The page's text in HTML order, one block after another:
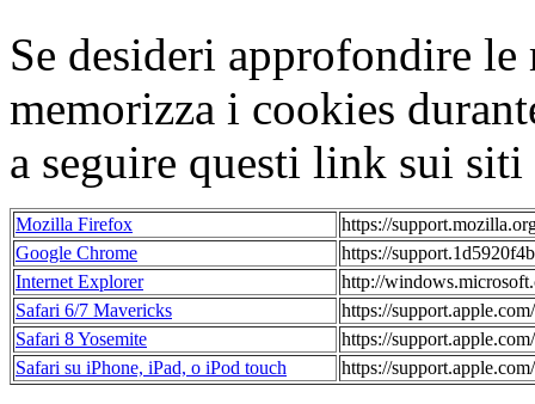
Se desideri approfondire
memorizza i cookies
a seguire questi link sui
Mozilla Firefox
https://
Google Chrome
https://
Internet Explorer
http://
Safari 6/7 Mavericks
https://
Safari 8 Yosemite
https://
Safari su iPhone, iPad, o iPod touch
https://